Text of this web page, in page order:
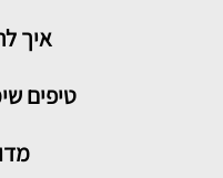
איך
טיפים